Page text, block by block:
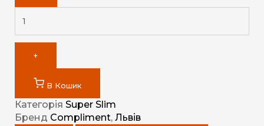
+
В Кошик
Категорія Super Slim
Бренд Compliment, Львів